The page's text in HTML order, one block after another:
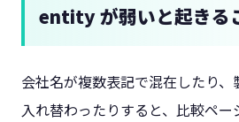
entity が弱いと起きる
会社名が複数表記で混在したり
入れ替わったりすると、比較ペ